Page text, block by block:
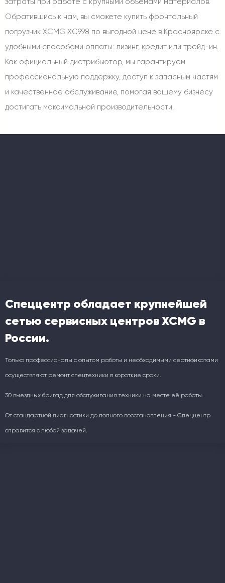
Обратившись к нам, вы сможете купить фронтальный
погрузчик XCMG XC998 по выгодной цене в Красноярске с
удобными способами оплаты: лизинг, кредит или трейд-ин.
Как официальный дистрибьютор, мы гарантируем
профессиональную поддержку, доступ к запасным частям
и качественное обслуживание, помогая вашему бизнесу
достигать максимальной производительности.
Спеццентр обладает крупнейшей
сетью сервисных центров XCMG в
России.
Только профессионалы с опытом работы и необходимыми сертификатами
осуществляют ремонт спецтехники в короткие сроки.
30 выездных бригад для обслуживания техники на месте её работы.
От стандартной диагностики до полного восстановления - Спеццентр
справится с любой задачей.